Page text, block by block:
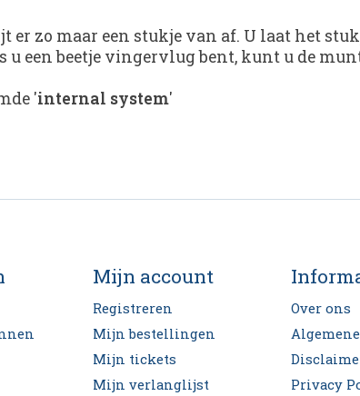
er zo maar een stukje van af. U laat het
u een beetje vingervlug bent, kunt u de
'internal system'
Mijn account
Registreren
Mijn bestellingen
Mijn tickets
Mijn verlanglijst
Over ons
Privacy